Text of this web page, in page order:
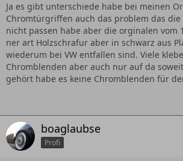
Ja es gibt unterschiede habe bei meinen
Chromtürgriffen auch das problem das
nicht passen habe aber die orginalen vom
ner art Holzschrafur aber in schwarz aus
wiederum bei VW entfallen sind. Viele
Chromblenden aber auch nur auf da
gehört habe es keine Chromblenden für
boaglaubse
Profi